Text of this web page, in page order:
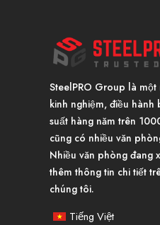
SteelPRO Group là
kinh nghiệm, điều
suất hàng năm trên
cũng có nhiều văn
Nhiều văn phòng đang
thêm thông tin chi tiết
chúng tôi.
Tiếng Việt